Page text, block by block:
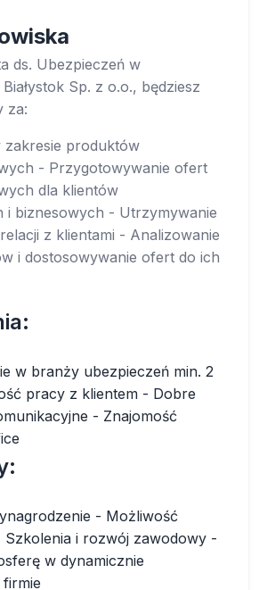
ds. Ubezpieczeń w
Sp. z o.o., będziesz
za:
produktów
- Przygotowywanie ofert
dla klientów
i biznesowych - Utrzymywanie
z klientami - Analizowanie
i dostosowywanie ofert do ich
w branży ubezpieczeń min. 2
pracy z klientem - Dobre
- Znajomość
- Możliwość
Szkolenia i rozwój zawodowy -
w dynamicznie
firmie